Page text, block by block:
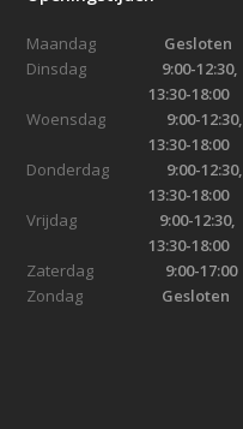
Maandag Gesloten
Dinsdag 9:00-12:30,
13:30-18:00
Woensdag
9:00-12:30,
13:30-18:00
Donderdag 9:00-12:30,
13:30-18:00
Vrijdag 9:00-12:30,
13:30-18:00
Zaterdag 9:00-17:00
Zondag Gesloten